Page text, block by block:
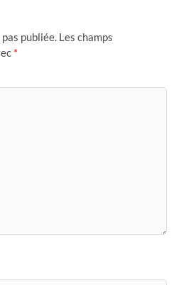
publiée. Les champs
*